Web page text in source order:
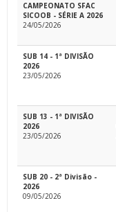
CAMPEONATO SFAC
SICOOB - SÉRIE A 2026
24/05/2026
SUB 14 - 1ª DIVISÃO
2026
23/05/2026
SUB 13 - 1ª DIVISÃO
2026
23/05/2026
SUB 20 - 2ª Divisão -
2026
09/05/2026